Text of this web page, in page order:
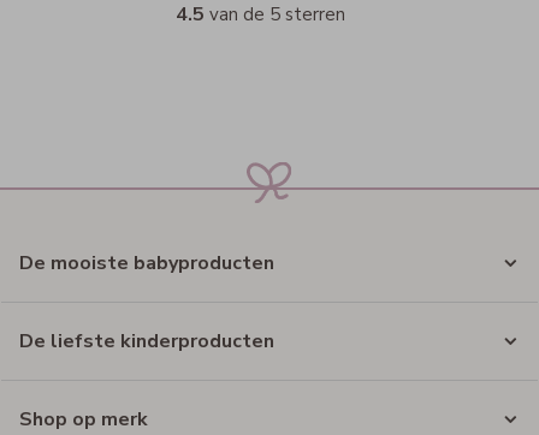
4.5 van de 5 sterren
De mooiste babyproducten
De liefste kinderproducten
Shop op merk